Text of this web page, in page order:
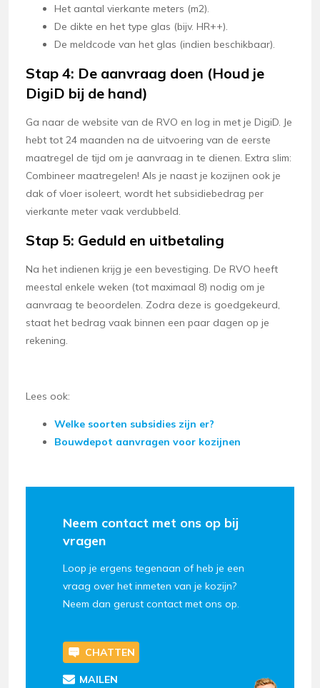
Het aantal vierkante meters (m2).
De dikte en het type glas (bijv. HR++).
De meldcode van het glas (indien beschikbaar).
Stap 4: De aanvraag doen (Houd je
DigiD bij de hand)
Ga naar de website van de RVO en log in met je DigiD. Je
hebt tot 24 maanden na de uitvoering van de eerste
maatregel de tijd om je aanvraag in te dienen. Extra slim:
Combineer maatregelen! Als je naast je kozijnen ook je
dak of vloer isoleert, wordt het subsidiebedrag per
vierkante meter vaak verdubbeld.
Stap 5: Geduld en uitbetaling
Na het indienen krijg je een bevestiging. De RVO heeft
meestal enkele weken (tot maximaal 8) nodig om je
aanvraag te beoordelen. Zodra deze is goedgekeurd,
staat het bedrag vaak binnen een paar dagen op je
rekening.
Lees ook:
Welke soorten subsidies zijn er?
Bouwdepot aanvragen voor kozijnen
Neem contact met ons op bij
vragen
Loop je ergens tegenaan of heb je een
vraag over het inmeten van je kozijn?
Neem dan gerust contact met ons op.
CHATTEN
MAILEN